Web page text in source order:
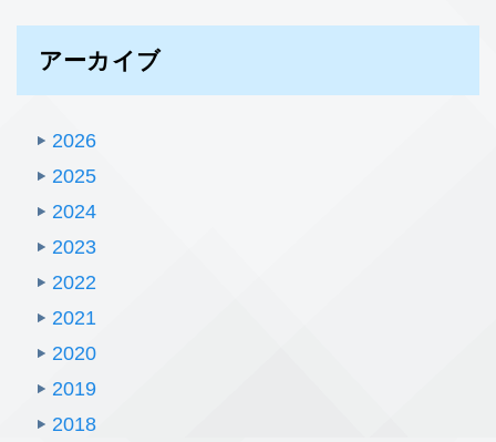
アーカイブ
2026
2025
2024
2023
2022
2021
2020
2019
2018